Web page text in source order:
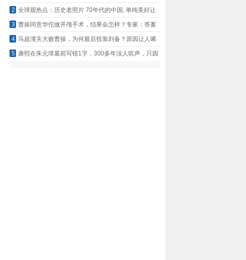
文
2 全球观热点：历史老照片 70年代的中国, 单纯美好让
人怀念
3 曹操同意华佗做开颅手术，结果会怎样？专家：答案
已写在了史书里|全球观天下
4 马超潼关大败曹操，为何最后投靠刘备？原因让人唏
嘘不已！_每日观察
5
康熙在朱元璋墓前写错1字，300多年没人吭声，只因